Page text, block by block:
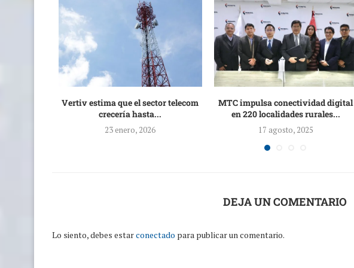
Vertiv estima que el sector telecom
crecería hasta...
23 enero, 2026
MTC impulsa conectividad digital
en 220 localidades rurales...
17 agosto, 2025
DEJA UN COMENTARIO
Lo siento, debes estarconectado para publicar un comentario.